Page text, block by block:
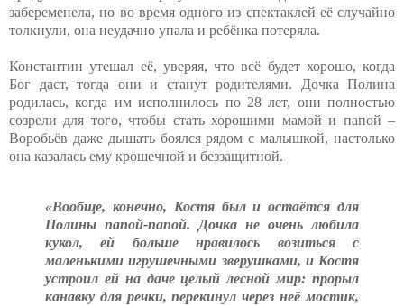
забеременела, но во время одного из спектаклей её случайно
толкнули, она неудачно упала и ребёнка потеряла.
Константин утешал её, уверяя, что всё будет хорошо, когда
Бог даст, тогда они и станут родителями. Дочка Полина
родилась, когда им исполнилось по 28 лет, они полностью
созрели для того, чтобы стать хорошими мамой и папой –
Воробьёв даже дышать боялся рядом с малышкой, настолько
она казалась ему крошечной и беззащитной.
«Вообще, конечно, Костя был и остаётся для
Полины папой-папой. Дочка не очень любила
кукол, ей больше нравилось возиться с
маленькими игрушечными зверушками, и Костя
устроил ей на даче целый лесной мир: прорыл
канавку для речки, перекинул через неё мостик,